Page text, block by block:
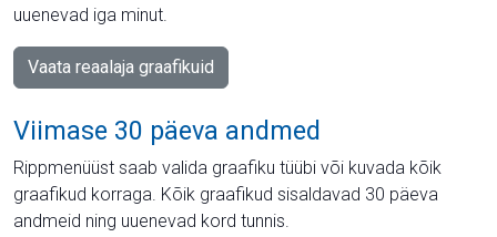
uuenevad iga minut.
Vaata reaalaja graafikuid
Viimase 30 päeva andmed
Rippmenüüst saab valida graafiku tüübi või kuvada kõik
graafikud korraga. Kõik graafikud sisaldavad 30 päeva
andmeid ning uuenevad kord tunnis.